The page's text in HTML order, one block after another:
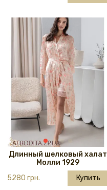
Длинный шелковый халат
Молли 1929
5280 грн.
Купить